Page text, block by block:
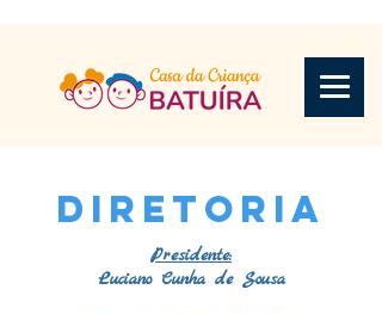
DIRETORIA
Presidente:
Luciano Cunha de Sousa